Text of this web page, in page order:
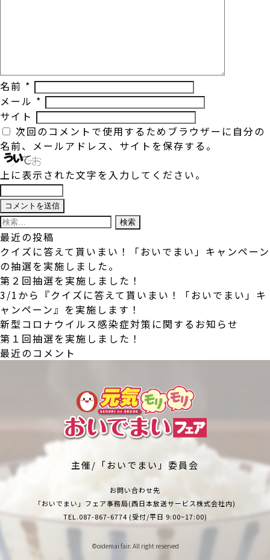
名前 *
メール *
サイト
次回のコメントで使用するためブラウザーに自分の
名前、メールアドレス、サイトを保存する。
上に表示された文字を入力してください。
検
索:
最近の投稿
クイズに答えて貰いまい！「おいでまい」キャンペーン
の抽選を実施しました。
第２回抽選を実施しました！
3/1から『クイズに答えて貰いまい！「おいでまい」キ
ャンペーン』を実施します！
新型コロナウイルス感染症対策に関するお知らせ
第１回抽選を実施しました！
最近のコメント
主催/「おいでまい」委員会
お問い合わせ先
「おいでまい」フェア事務局(西日本放送サービス株式会社内)
TEL.087-867-6774 (受付/平日 9:00~17:00)
©︎oidemai fair. All right reserved